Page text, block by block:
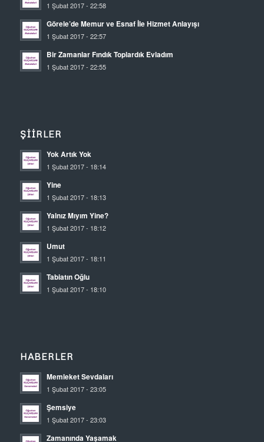
1 Şubat 2017 - 22:58
Görele’de Memur ve Esnaf İle Hizmet Anlayışı
1 Şubat 2017 - 22:57
Bir Zamanlar Fındık Toplardık Evladım
1 Şubat 2017 - 22:55
ŞIIRLER
Yok Artık Yok
1 Şubat 2017 - 18:14
Yine
1 Şubat 2017 - 18:13
Yalnız Mıyım Yine?
1 Şubat 2017 - 18:12
Umut
1 Şubat 2017 - 18:11
Tabiatın Oğlu
1 Şubat 2017 - 18:10
HABERLER
Memleket Sevdaları
1 Şubat 2017 - 23:05
Şemsiye
1 Şubat 2017 - 23:03
Zamanında Yaşamak